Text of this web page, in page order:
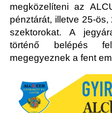
megközelíteni az
pénztárát, illetve 25-
szektorokat. A
történő belépés
megegyeznek a fent